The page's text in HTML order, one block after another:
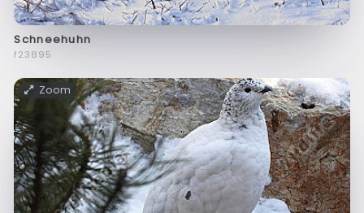
Schneehuhn
f23895
Zoom